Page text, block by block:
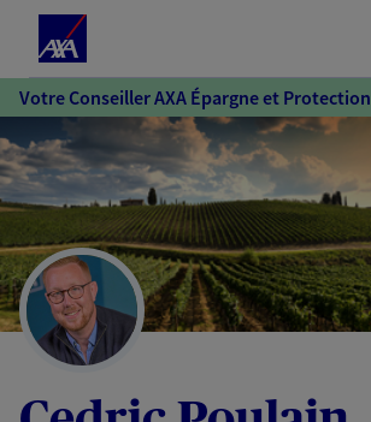
Accéder
au
contenu
principal
Accéder
au
pied
de
page
Votre Conseiller AXA Épargne et Protection